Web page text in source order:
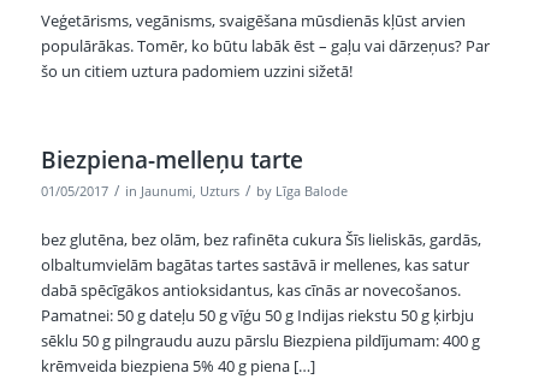
Veģetārisms, vegānisms, svaigēšana mūsdienās kļūst arvien
populārākas. Tomēr, ko būtu labāk ēst – gaļu vai dārzeņus? Par
šo un citiem uztura padomiem uzzini sižetā!
Biezpiena-melleņu tarte
01/05/2017 / in Jaunumi, Uzturs / by Līga Balode
bez glutēna, bez olām, bez rafinēta cukura Šīs lieliskās, gardās,
olbaltumvielām bagātas tartes sastāvā ir mellenes, kas satur
dabā spēcīgākos antioksidantus, kas cīnās ar novecošanos.
Pamatnei: 50 g dateļu 50 g vīģu 50 g Indijas riekstu 50 g ķirbju
sēklu 50 g pilngraudu auzu pārslu Biezpiena pildījumam: 400 g
krēmveida biezpiena 5% 40 g piena […]